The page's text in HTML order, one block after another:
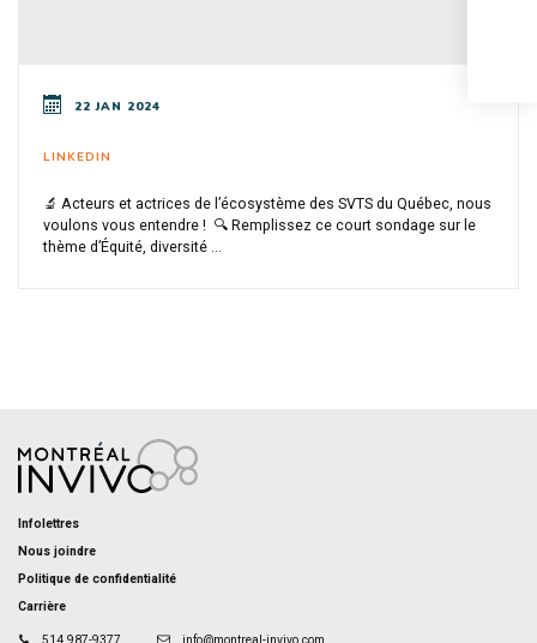
22 JAN 2024
LINKEDIN
🔬 Acteurs et actrices de l’écosystème des SVTS du Québec, nous
voulons vous entendre ! 🔍 Remplissez ce court sondage sur le
thème d’Équité, diversité ...
Infolettres
Nous joindre
Politique de confidentialité
Carrière
514 987-9377 info@montreal-invivo.com